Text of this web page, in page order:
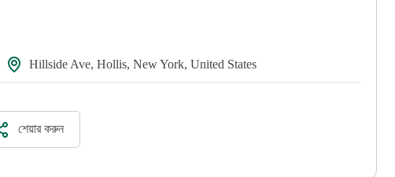
Hillside Ave, Hollis, New York, United States
শেয়ার করুন